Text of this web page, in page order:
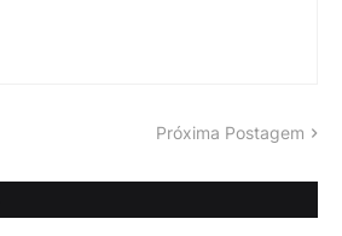
Próxima Postagem